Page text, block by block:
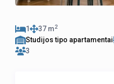
1 37 m2
Studijos tipo apartamentai
3